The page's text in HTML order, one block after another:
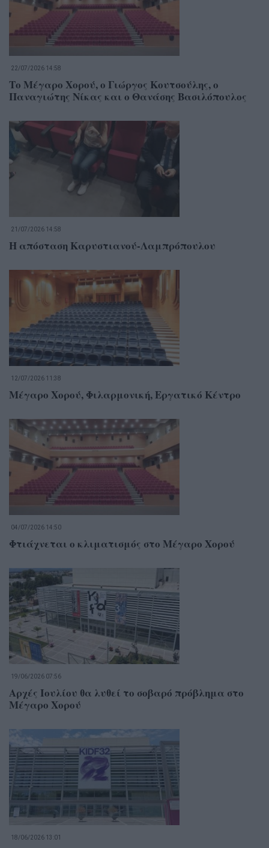
22/07/2026 14:58
Το Μέγαρο Χορού, ο Γιώργος Κουτσούλης, ο
Παναγιώτης Νίκας και ο Θανάσης Βασιλόπουλος
21/07/2026 14:58
Η απόσταση Καρυστιανού-Λαμπρόπουλου
12/07/2026 11:38
Μέγαρο Χορού, Φιλαρμονική, Εργατικό Κέντρο
04/07/2026 14:50
Φτιάχνεται ο κλιματισμός στο Μέγαρο Χορού
19/06/2026 07:56
Αρχές Ιουλίου θα λυθεί το σοβαρό πρόβλημα στο
Μέγαρο Χορού
18/06/2026 13:01